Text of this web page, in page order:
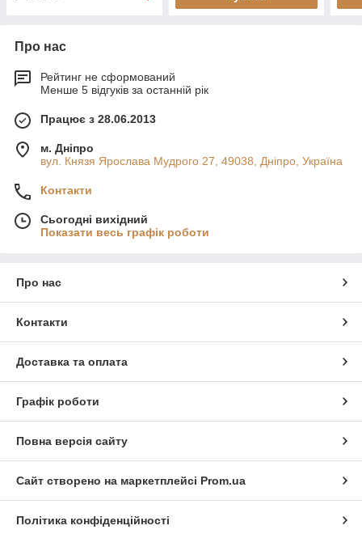
Про нас
Рейтинг не сформований
Менше 5 відгуків за останній рік
Працює з 28.06.2013
м. Дніпро
вул. Князя Ярослава Мудрого 27, 49038, Дніпро, Україна
Контакти
Сьогодні вихідний
Показати весь графік роботи
Про нас
Контакти
Доставка та оплата
Графік роботи
Повна версія сайту
Сайт створено на маркетплейсі Prom.ua
Політика конфіденційності